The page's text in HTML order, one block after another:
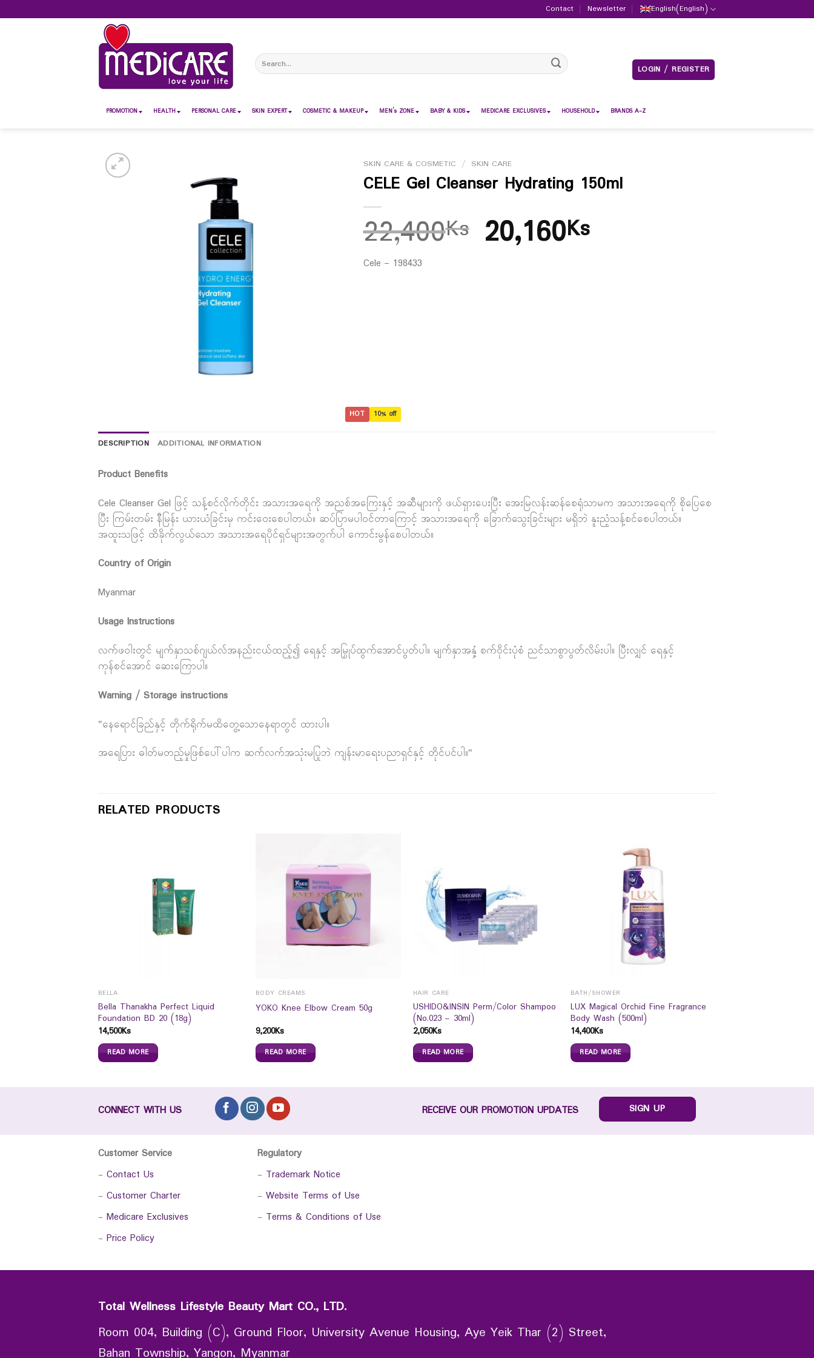
to
Contact Newsletter English(English)
Search
for:
LOGIN / REGISTER
PROMOTION HEALTH PERSONAL CARE SKIN EXPERT COSMETIC & MAKEUP MEN’s ZONE BABY & KIDS MEDICARE EXCLUSIVES HOUSEHOLD BRANDS A-Z
HOT 10% off
SKIN CARE & COSMETIC / SKIN CARE
CELE Gel Cleanser Hydrating 150ml
22,400Ks 20,160Ks
Cele – 198433
DESCRIPTION ADDITIONAL INFORMATION
Product Benefits
Cele Cleanser Gel ဖြင့် သန့်စင်လိုက်တိုင်း အသားအရေကို အညစ်အကြေးနှင့် အဆီများကို ဖယ်ရှားပေးပြီး အေးမြလန်းဆန်စေရုံသာမက အသားအရေကို စိုပြေစေ
ပြီး ကြမ်းတမ်း နီမြန်း ယားယံခြင်းမှ ကင်း‌ဝေးစေပါတယ်။ ဆပ်ပြာမပါဝင်တာကြောင့် အသားအရေကို ခြောက်သွေးခြင်းများ မရှိဘဲ နူးညံ့သန့်စင်စေပါတယ်။
အထူးသဖြင့် ထိခိုက်လွယ်သော အသားအရေပိုင်ရှင်များအတွက်ပါ ကောင်းမွန်စေပါတယ်။
Country of Origin
Myanmar
Usage Instructions
လက်ဖဝါးတွင် မျက်နှာသစ်ဂျယ်လ်အနည်းငယ်ထည့်၍ ရေနှင့် အမြှုပ်ထွက်အောင်ပွတ်ပါ။ မျက်နှာအနှံ့ စက်ဝိုင်းပုံစံ ညင်သာစွာပွတ်လိမ်းပါ။ ပြီးလျှင် ရေနှင့်
ကုန်စင်အောင် ဆေးကြောပါ။
Warning / Storage instructions
"နေရောင်ခြည်နှင့် တိုက်ရိုက်မထိတွေ့သောနေရာတွင် ထားပါ။
အရေပြား ဓါတ်မတည့်မှုဖြစ်ပေါ်ပါက ဆက်လက်အသုံးမပြုဘဲ ကျန်းမာရေးပညာရှင်နှင့် တိုင်ပင်ပါ။"
RELATED PRODUCTS
BELLA
Bella Thanakha Perfect Liquid
Foundation BD 20 (18g)
14,500Ks
READ MORE
BODY CREAMS
YOKO Knee Elbow Cream 50g
9,200Ks
READ MORE
HAIR CARE
USHIDO&INSIN Perm/Color Shampoo
(No.023 – 30ml)
2,050Ks
READ MORE
BATH/SHOWER
LUX Magical Orchid Fine Fragrance
Body Wash (500ml)
14,400Ks
READ MORE
CONNECT WITH US RECEIVE OUR PROMOTION UPDATES SIGN UP
Customer Service
- Contact Us
- Customer Charter
- Medicare Exclusives
- Price Policy
Regulatory
- Trademark Notice
- Website Terms of Use
- Terms & Conditions of Use
Total Wellness Lifestyle Beauty Mart CO., LTD.
Room 004, Building (C), Ground Floor, University Avenue Housing, Aye Yeik Thar (2) Street,
Bahan Township, Yangon, Myanmar